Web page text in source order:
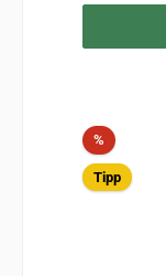
%Rabatt
Tipp